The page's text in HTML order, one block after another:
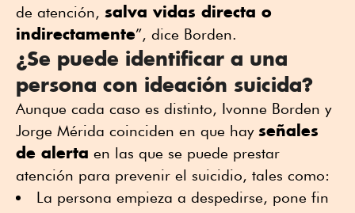
de atención, salva vidas directa o
indirectamente”, dice Borden.
¿Se puede identificar a una
persona con ideación suicida?
Aunque cada caso es distinto, Ivonne Borden y
Jorge Mérida coinciden en que hay señales
de alerta en las que se puede prestar
atención para prevenir el suicidio, tales como:
La persona empieza a despedirse, pone fin